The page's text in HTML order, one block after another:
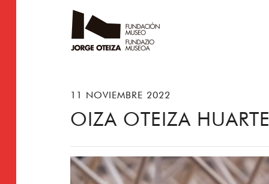
11 NOVIEMBRE 2022
OIZA OTEIZA